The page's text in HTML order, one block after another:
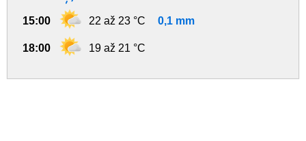
15:00 22 až 23 °C 0,1 mm
18:00 19 až 21 °C